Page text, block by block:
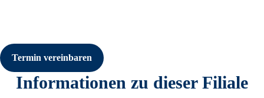
Termin vereinbaren
Informationen zu dieser Filiale